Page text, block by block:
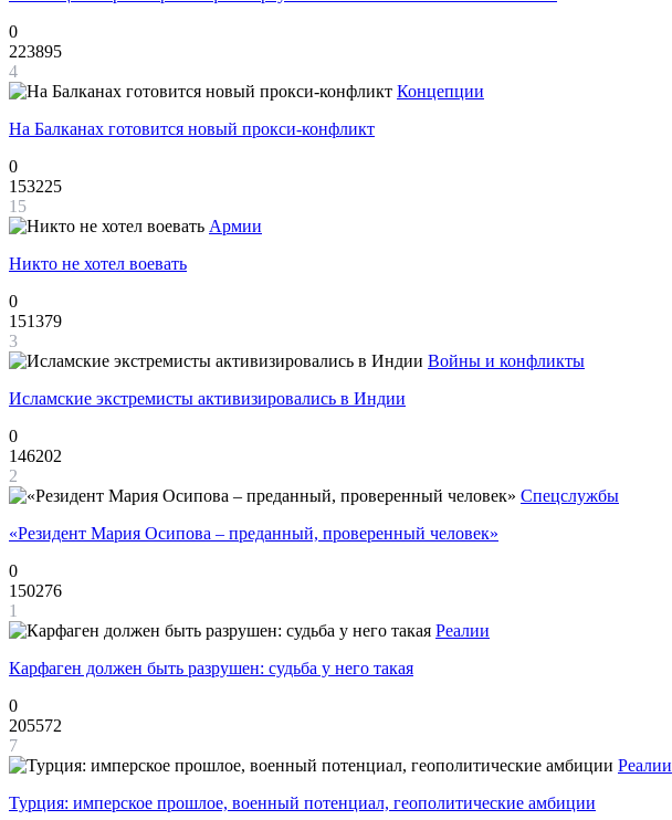
0
223895
4
Концепции
На Балканах готовится новый прокси-конфликт
0
153225
15
Армии
Никто не хотел воевать
0
151379
3
Войны и конфликты
Исламские экстремисты активизировались в Индии
0
146202
2
Спецслужбы
«Резидент Мария Осипова – преданный, проверенный человек»
0
150276
1
Реалии
Карфаген должен быть разрушен: судьба у него такая
0
205572
7
Реалии
Турция: имперское прошлое, военный потенциал, геополитические амбиции